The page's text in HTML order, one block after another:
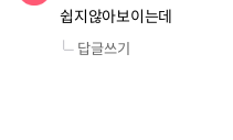
쉽지않아보이는데
답글쓰기